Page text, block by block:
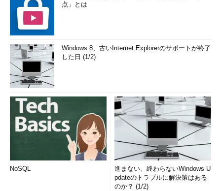
点」とは
Windows 8、古いInternet Explorerのサポートが終了
した日 (1/2)
NoSQL
進まない、終わらないWindows U
pdateのトラブルに解決策はある
のか？ (1/2)